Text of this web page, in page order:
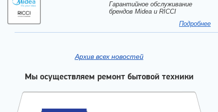
Гарантийное обслуживание
брендов Midea и RICCI
Подробнее
Архив всех новостей
Мы осуществляем ремонт бытовой техники